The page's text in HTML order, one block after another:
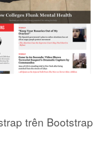
trên Bootstrap